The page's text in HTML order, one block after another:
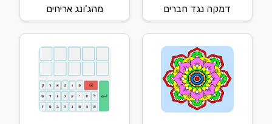
דמקה נגד חברים מהג'ונג אריחים